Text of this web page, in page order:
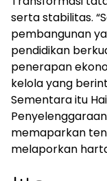
serta stabilitas.
pembangunan
pendidikan
penerapan
kelola yang
Sementara itu
memaparkan
melaporkan